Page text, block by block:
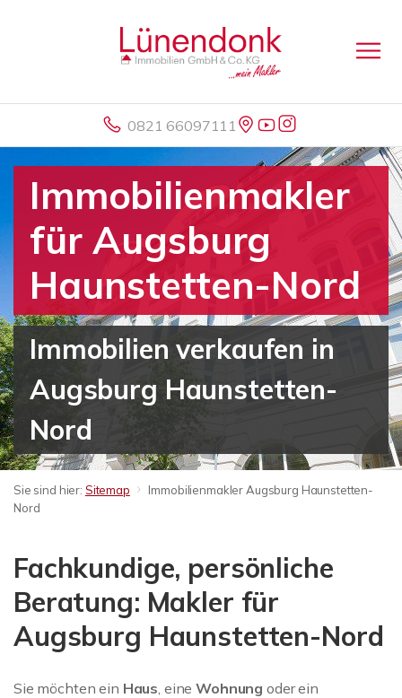
0821 66097111
Immobilienmakler
für Augsburg
Haunstetten-Nord
Immobilien verkaufen in
Augsburg Haunstetten-
Nord
Sie sind hier: Sitemap
Immobilienmakler Augsburg Haunstetten-
Nord
Fachkundige, persönliche
Beratung: Makler für
Augsburg Haunstetten-Nord
Sie möchten ein Haus, eineWohnung oder ein